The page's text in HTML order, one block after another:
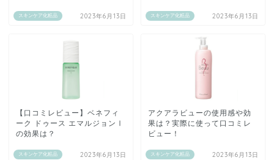
スキンケア化粧品 2023年6月13日 スキンケア化粧品 2023年6月13日
スキンケア化粧品
【口コミレビュー】ベネフィ
ーク ドゥース エマルジョンⅠ
の効果は？
2023年6月13日 スキンケア化粧品
アクアラビューの使用感や効
果は？実際に使って口コミレ
ビュー！
2023年6月13日